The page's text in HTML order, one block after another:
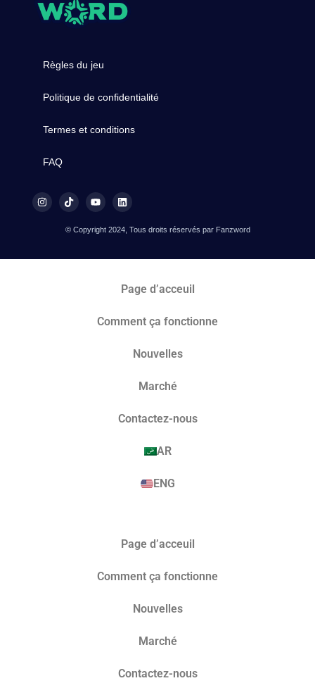
Règles du jeu
Politique de confidentialité
Termes et conditions
FAQ
© Copyright 2024, Tous droits réservés par Fanzword
Page d’acceuil
Comment ça fonctionne
Nouvelles
Marché​
Contactez-nous
AR
ENG
Page d’acceuil
Comment ça fonctionne
Nouvelles
Marché​
Contactez-nous